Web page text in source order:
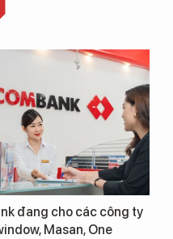
đang cho các công ty
Masan, One